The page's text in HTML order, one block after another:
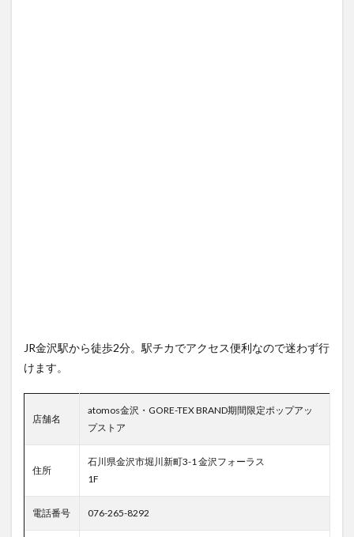
JR金沢駅から徒歩2分。駅チカでアクセス便利なので迷わず行
けます。
店舗名
atomos金沢・GORE-TEX BRAND期間限定ポップアッ
プストア
住所
石川県金沢市堀川新町3-1 金沢フォーラス
1F
電話番号 076-265-8292